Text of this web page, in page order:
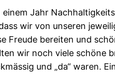
einem Jahr
wir von unseren
Freude bereiten und
wir noch viele schöne
und „da“ waren.